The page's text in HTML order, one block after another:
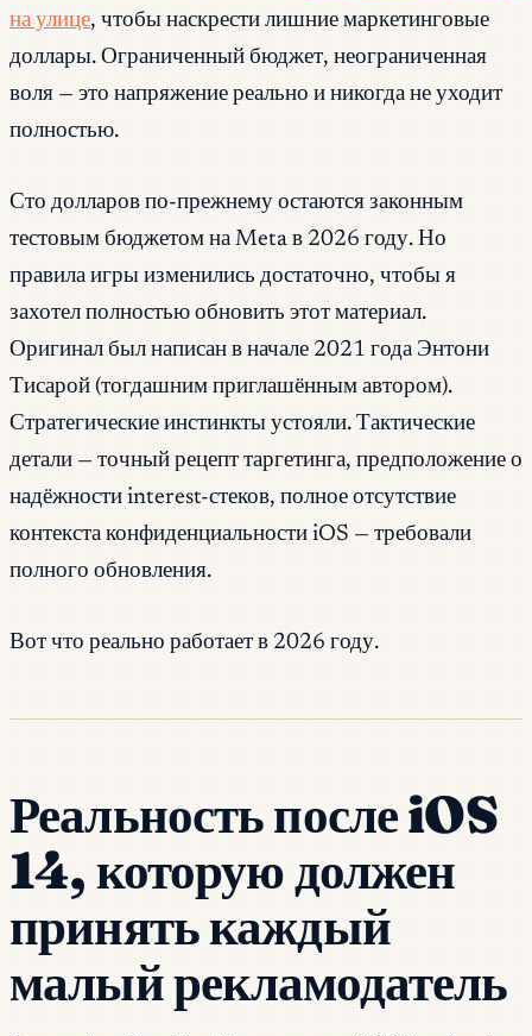
на улице, чтобы наскрести лишние маркетинговые
доллары. Ограниченный бюджет, неограниченная
воля — это напряжение реально и никогда не уходит
полностью.
Сто долларов по-прежнему остаются законным
тестовым бюджетом на Meta в 2026 году. Но
правила игры изменились достаточно, чтобы я
захотел полностью обновить этот материал.
Оригинал был написан в начале 2021 года Энтони
Тисарой (тогдашним приглашённым автором).
Стратегические инстинкты устояли. Тактические
детали — точный рецепт таргетинга, предположение о
надёжности interest-стеков, полное отсутствие
контекста конфиденциальности iOS — требовали
полного обновления.
Вот что реально работает в 2026 году.
Реальность после iOS
14, которую должен
принять каждый
малый рекламодатель